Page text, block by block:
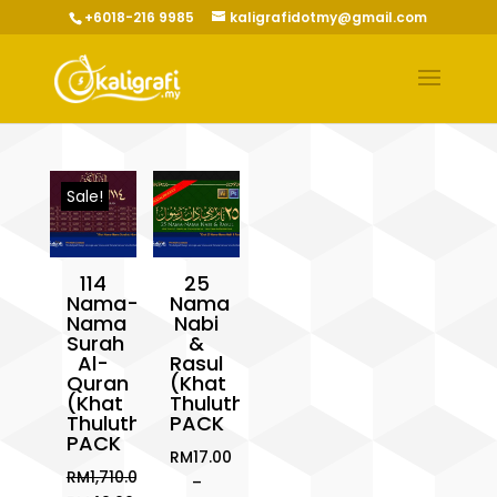
+6018-216 9985 kaligrafidotmy@gmail.com
Sale!
114
Nama-
Nama
Surah
Al-
Quran
(Khat
Thuluth)
PACK
RM1,710.00
25
Nama
Nabi
&
Rasul
(Khat
Thuluth)
PACK
RM17.00
–